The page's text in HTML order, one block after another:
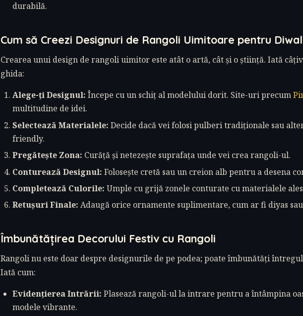
durabilă.
Cum să Creezi Designuri de Rangoli Uimitoare pentru
Crearea unui design de rangoli uimitor este atât o artă, cât și o știință. Iată
ghida:
Alege-ți Designul: Începe cu un schiț al modelului dorit. Site-uri precum
multitudine de idei.
Selectează Materialele: Decide dacă vei folosi pulberi tradiționale sau
friendly.
Pregătește Zona: Curăță și netezește suprafața unde vei crea rangoli-ul.
Conturează Designul: Folosește cretă sau un creion alb pentru a desena
Completează Culorile: Umple cu grijă zonele conturate cu materialele
Retușuri Finale: Adaugă orice ornamente suplimentare, cum ar fi diyas
Îmbunătățirea Decorului Festiv cu Rangoli
Rangoli nu este doar despre designurile de pe podea; poate îmbunătăți
Iată cum:
Evidențierea Intrării: Plasează rangoli-ul la intrare pentru a întâmpina
modele vibrante.